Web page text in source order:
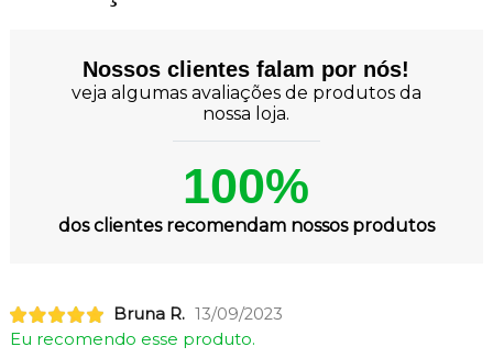
Nossos clientes falam por nós!
veja algumas avaliações de produtos da
nossa loja.
100%
dos clientes recomendam nossos produtos
Bruna R. 13/09/2023
Eu recomendo esse produto.